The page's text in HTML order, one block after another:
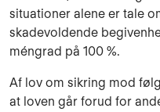
situationer alene er tale
skadevoldende
méngrad på 100 %.
Af lov om sikring mod
at loven går forud for